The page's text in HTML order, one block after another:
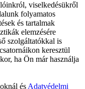
viselkedésükről
folyamatos
és tartalmak
elemzésére
szolgáltatókkal is
keresztül
ha Ön már használja
és Adatvédelmi